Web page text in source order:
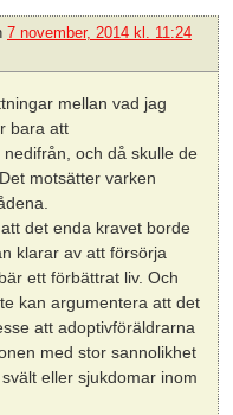
7 november, 2014 kl. 11:24
mellan vad jag
bara att
och då skulle de
motsätter varken
det enda kravet borde
klarar av att försörja
ett förbättrat liv. Och
kan argumentera att det
att adoptivföräldrarna
med stor sannolikhet
eller sjukdomar inom